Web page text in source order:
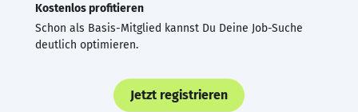
Kostenlos profitieren
Schon als Basis-Mitglied kannst Du Deine Job-Suche
deutlich optimieren.
Jetzt registrieren